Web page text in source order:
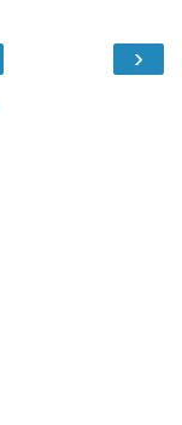
›